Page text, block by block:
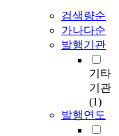
검색량순
가나다순
발행기관
기타
기관
(1)
발행연도